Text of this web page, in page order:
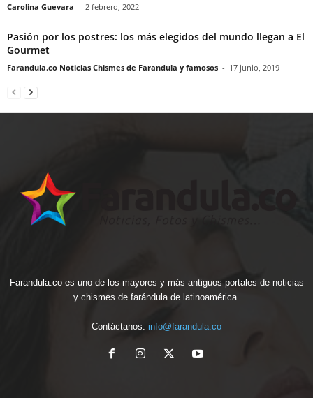
Carolina Guevara - 2 febrero, 2022
Pasión por los postres: los más elegidos del mundo llegan a El
Gourmet
Farandula.co Noticias Chismes de Farandula y famosos - 17 junio, 2019
Farandula.co es uno de los mayores y más antiguos portales de noticias
y chismes de farándula de latinoamérica.
Contáctanos: info@farandula.co